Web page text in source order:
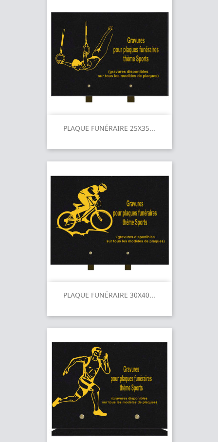
PLAQUE FUNÉRAIRE 25X35...
PLAQUE FUNÉRAIRE 30X40...